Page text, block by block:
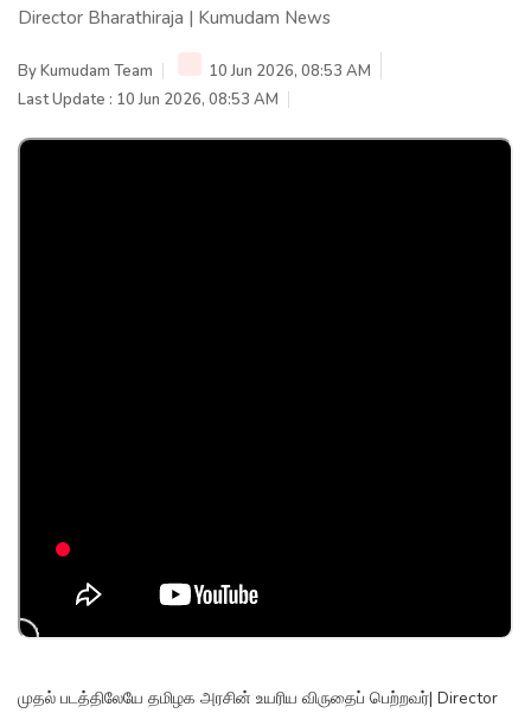
Director Bharathiraja | Kumudam News
ByKumudam Team
10 Jun 2026, 08:53 AM
Last Update : 10 Jun 2026, 08:53 AM
முதல் படத்திலேயே தமிழக அரசின் உயரிய விருதைப் பெற்றவர்| Director